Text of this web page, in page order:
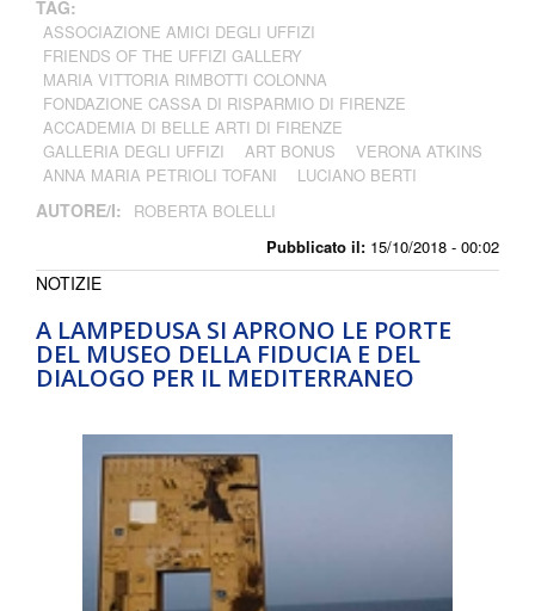
Pubblicato il: 15/10/2018 - 00:02
TAG:
ASSOCIAZIONE AMICI DEGLI UFFIZI
FRIENDS OF THE UFFIZI GALLERY
MARIA VITTORIA RIMBOTTI COLONNA
FONDAZIONE CASSA DI RISPARMIO DI FIRENZE
ACCADEMIA DI BELLE ARTI DI FIRENZE
GALLERIA DEGLI UFFIZI
ART BONUS
VERONA ATKINS
ANNA MARIA PETRIOLI TOFANI
LUCIANO BERTI
AUTORE/I: ROBERTA BOLELLI
A LAMPEDUSA SI APRONO LE PORTE
DEL MUSEO DELLA FIDUCIA E DEL
DIALOGO PER IL MEDITERRANEO
NOTIZIE